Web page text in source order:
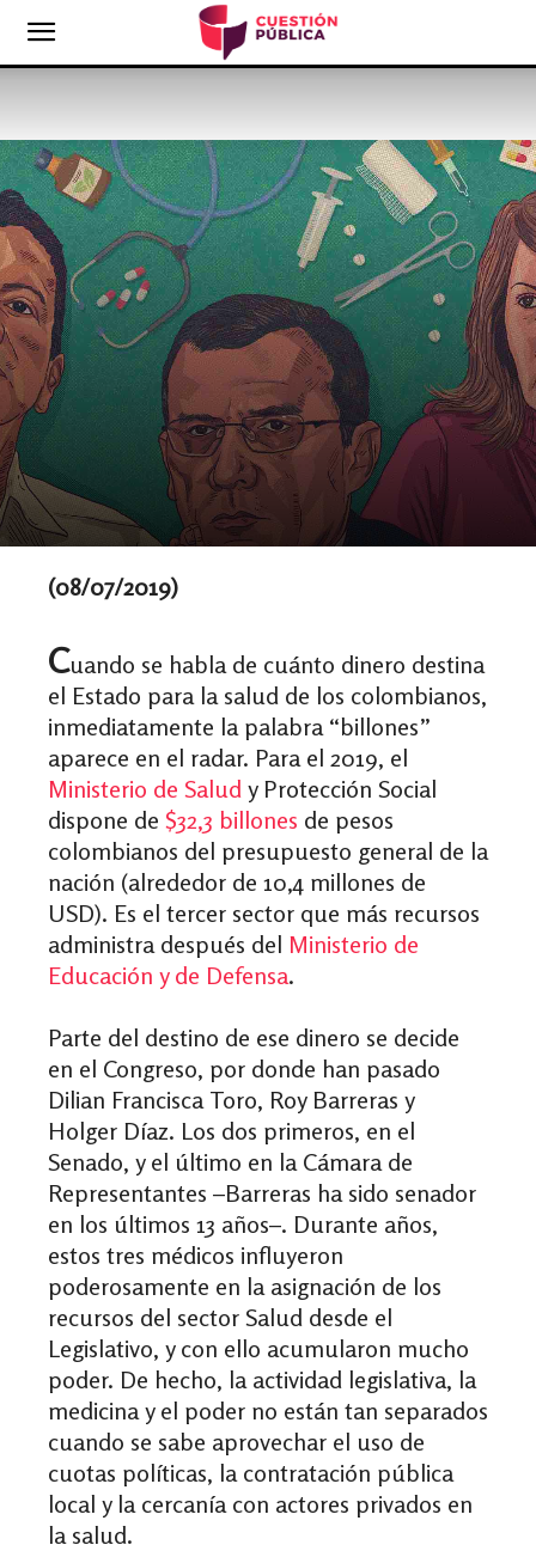
(08/07/2019)
Cuando se habla de cuánto dinero destina
el Estado para la salud de los colombianos,
inmediatamente la palabra “billones”
aparece en el radar. Para el 2019, el
Ministerio de Salud y Protección Social
dispone de $32,3 billones de pesos
colombianos del presupuesto general de la
nación (alrededor de 10,4 millones de
USD). Es el tercer sector que más recursos
administra después del Ministerio de
Educación y de Defensa.
Parte del destino de ese dinero se decide
en el Congreso, por donde han pasado
Dilian Francisca Toro, Roy Barreras y
Holger Díaz. Los dos primeros, en el
Senado, y el último en la Cámara de
Representantes –Barreras ha sido senador
en los últimos 13 años–. Durante años,
estos tres médicos influyeron
poderosamente en la asignación de los
recursos del sector Salud desde el
Legislativo, y con ello acumularon mucho
poder. De hecho, la actividad legislativa, la
medicina y el poder no están tan separados
cuando se sabe aprovechar el uso de
cuotas políticas, la contratación pública
local y la cercanía con actores privados en
la salud.